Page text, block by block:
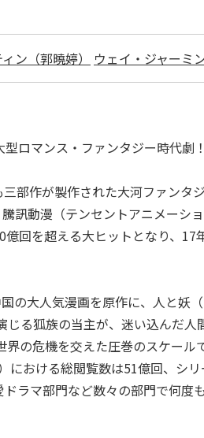
ン（郭曉婷） ウェイ・ジャーミ
ロマンス・ファンタジー時代劇！
部作が製作された大河ファンタ
訊動漫（テンセントアニメーシ
回を超える大ヒットとなり、17
の大人気漫画を原作に、人と妖
る狐族の当主が、迷い込んだ人
の危機を交えた圧巻のスケール
おける総閲覧数は51億回、シ
ラマ部門など数々の部門で何度